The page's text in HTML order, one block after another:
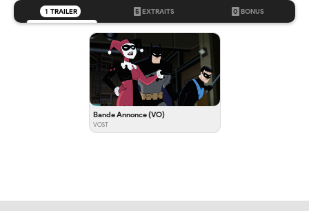
1 TRAILER 5 EXTRAITS 0 BONUS
Bande Annonce (VO)
VOST